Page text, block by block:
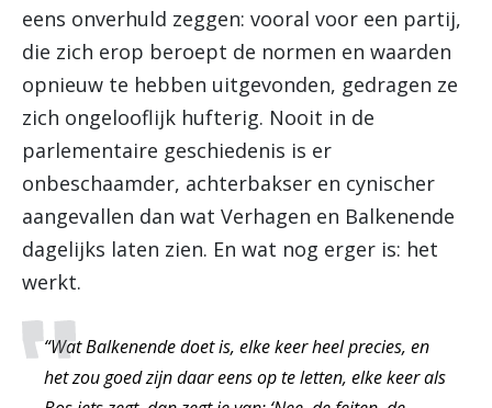
eens onverhuld zeggen: vooral voor een partij,
die zich erop beroept de normen en waarden
opnieuw te hebben uitgevonden, gedragen ze
zich ongelooflijk hufterig. Nooit in de
parlementaire geschiedenis is er
onbeschaamder, achterbakser en cynischer
aangevallen dan wat Verhagen en Balkenende
dagelijks laten zien. En wat nog erger is: het
werkt.
“Wat Balkenende doet is, elke keer heel precies, en
het zou goed zijn daar eens op te letten, elke keer als